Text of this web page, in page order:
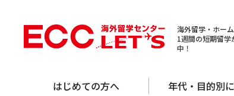
海外留学・ホー
1週間の短期留
中！
はじめての方へ 年代・目的別